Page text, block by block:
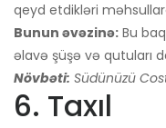
qeyd etdikləri
Bunun əvəzinə: Bu
əlavə şüşə və qutuları
Növbəti: Südünüzü
6. Taxıl